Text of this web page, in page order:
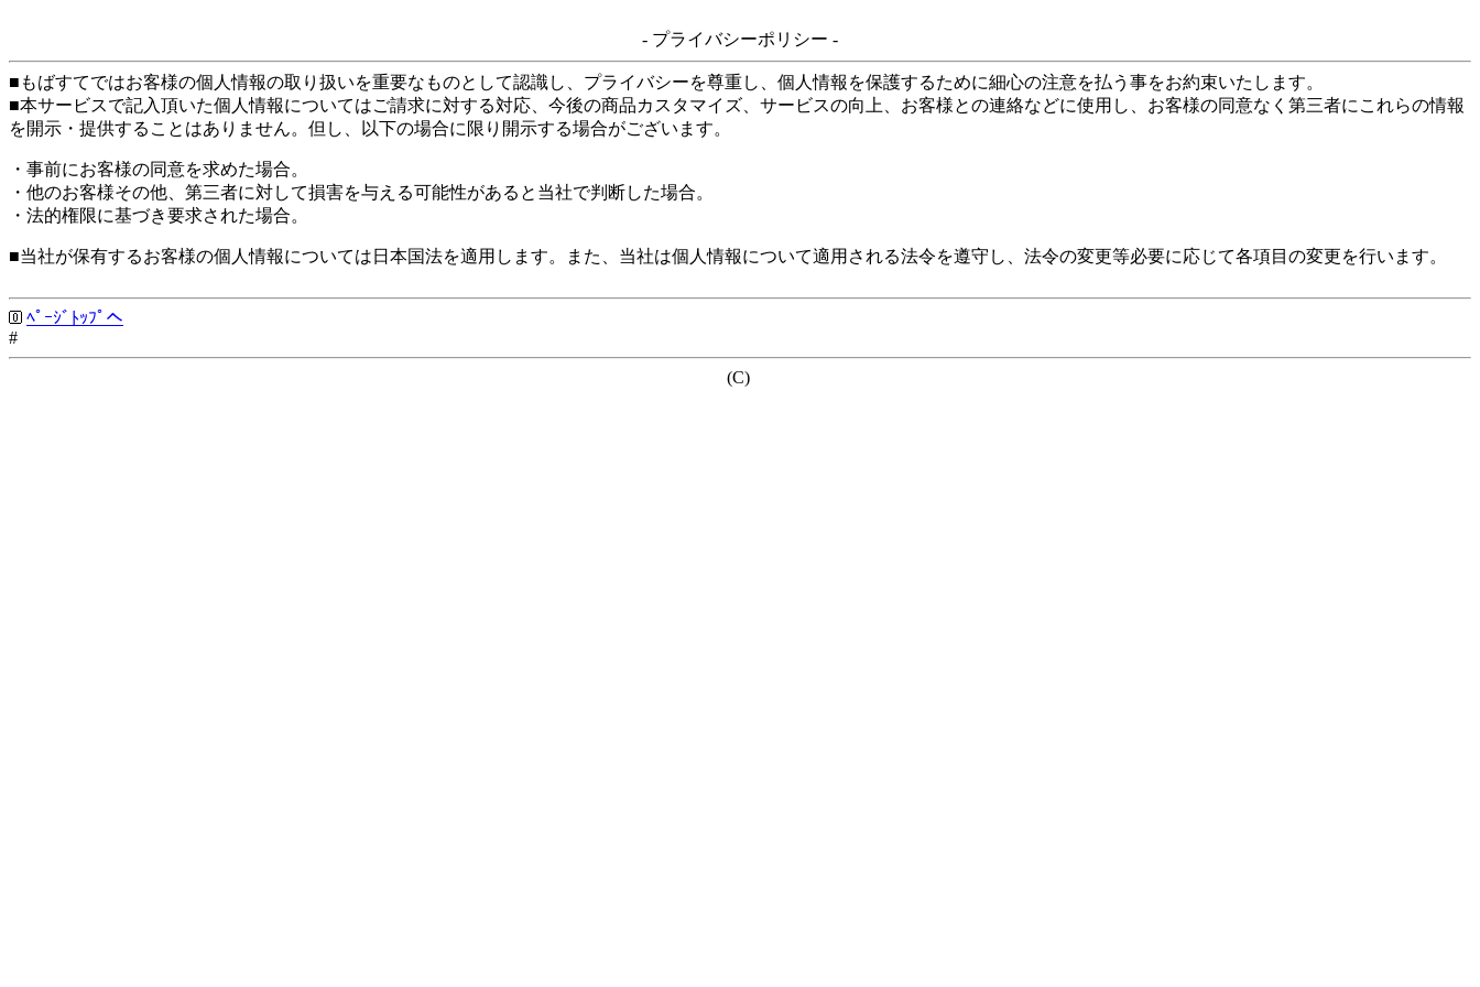
- プライバシーポリシー -
■もばすてではお客様の個人情報の取り扱いを重要なものとして認識し、プライバシーを尊重し、個人情報を保護するために細心の注意を払う事をお約束いたします。
■本サービスで記入頂いた個人情報についてはご請求に対する対応、今後の商品カスタマイズ、サービスの向上、お客様との連絡などに使用し、お客様の同意なく第三者にこれらの情報
を開示・提供することはありません。但し、以下の場合に限り開示する場合がございます。
・事前にお客様の同意を求めた場合。
・他のお客様その他、第三者に対して損害を与える可能性があると当社で判断した場合。
・法的権限に基づき要求された場合。
■当社が保有するお客様の個人情報については日本国法を適用します。また、当社は個人情報について適用される法令を遵守し、法令の変更等必要に応じて各項目の変更を行います。
ﾍﾟｰｼﾞﾄｯﾌﾟへ
#
(C)